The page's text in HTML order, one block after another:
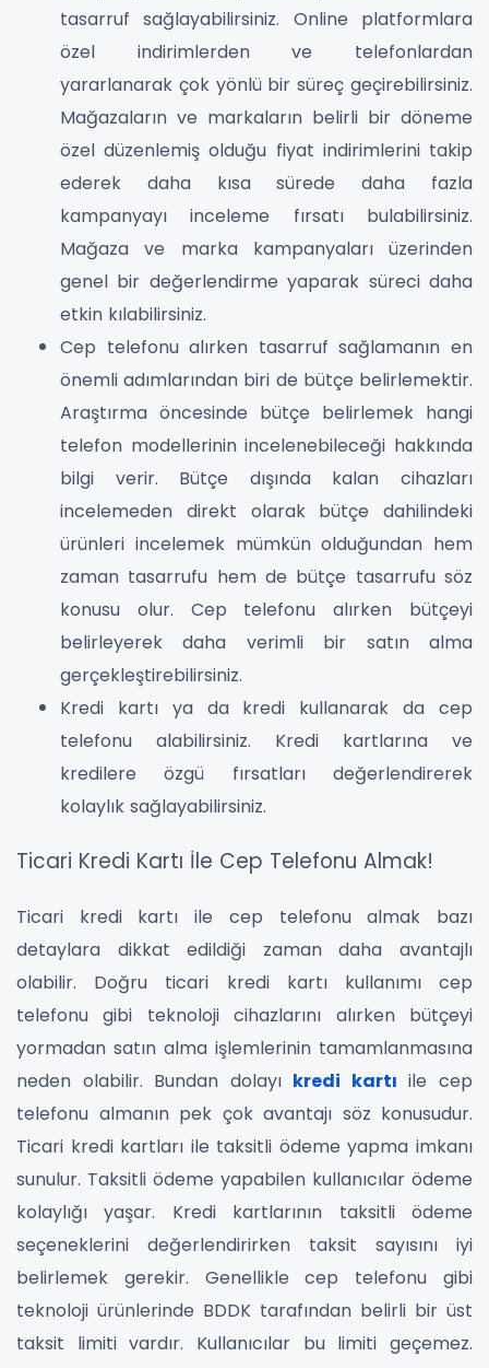
tasarruf sağlayabilirsiniz. Online platformlara
özel indirimlerden ve telefonlardan
yararlanarak çok yönlü bir süreç geçirebilirsiniz.
Mağazaların ve markaların belirli bir döneme
özel düzenlemiş olduğu fiyat indirimlerini takip
ederek daha kısa sürede daha fazla
kampanyayı inceleme fırsatı bulabilirsiniz.
Mağaza ve marka kampanyaları üzerinden
genel bir değerlendirme yaparak süreci daha
etkin kılabilirsiniz.
Cep telefonu alırken tasarruf sağlamanın en
önemli adımlarından biri de bütçe belirlemektir.
Araştırma öncesinde bütçe belirlemek hangi
telefon modellerinin incelenebileceği hakkında
bilgi verir. Bütçe dışında kalan cihazları
incelemeden direkt olarak bütçe dahilindeki
ürünleri incelemek mümkün olduğundan hem
zaman tasarrufu hem de bütçe tasarrufu söz
konusu olur. Cep telefonu alırken bütçeyi
belirleyerek daha verimli bir satın alma
gerçekleştirebilirsiniz.
Kredi kartı ya da kredi kullanarak da cep
telefonu alabilirsiniz. Kredi kartlarına ve
kredilere özgü fırsatları değerlendirerek
kolaylık sağlayabilirsiniz.
Ticari Kredi Kartı İle Cep Telefonu Almak!
Ticari kredi kartı ile cep telefonu almak bazı
detaylara dikkat edildiği zaman daha avantajlı
olabilir. Doğru ticari kredi kartı kullanımı cep
telefonu gibi teknoloji cihazlarını alırken bütçeyi
yormadan satın alma işlemlerinin tamamlanmasına
neden olabilir. Bundan dolayı kredi kartı ile cep
telefonu almanın pek çok avantajı söz konusudur.
Ticari kredi kartları ile taksitli ödeme yapma imkanı
sunulur. Taksitli ödeme yapabilen kullanıcılar ödeme
kolaylığı yaşar. Kredi kartlarının taksitli ödeme
seçeneklerini değerlendirirken taksit sayısını iyi
belirlemek gerekir. Genellikle cep telefonu gibi
teknoloji ürünlerinde BDDK tarafından belirli bir üst
taksit limiti vardır. Kullanıcılar bu limiti geçemez.